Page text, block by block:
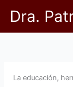
Dra.
La educación,